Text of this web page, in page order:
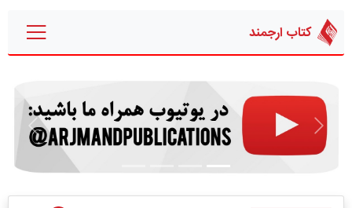
کتاب ارجمند
قبلی بعدی